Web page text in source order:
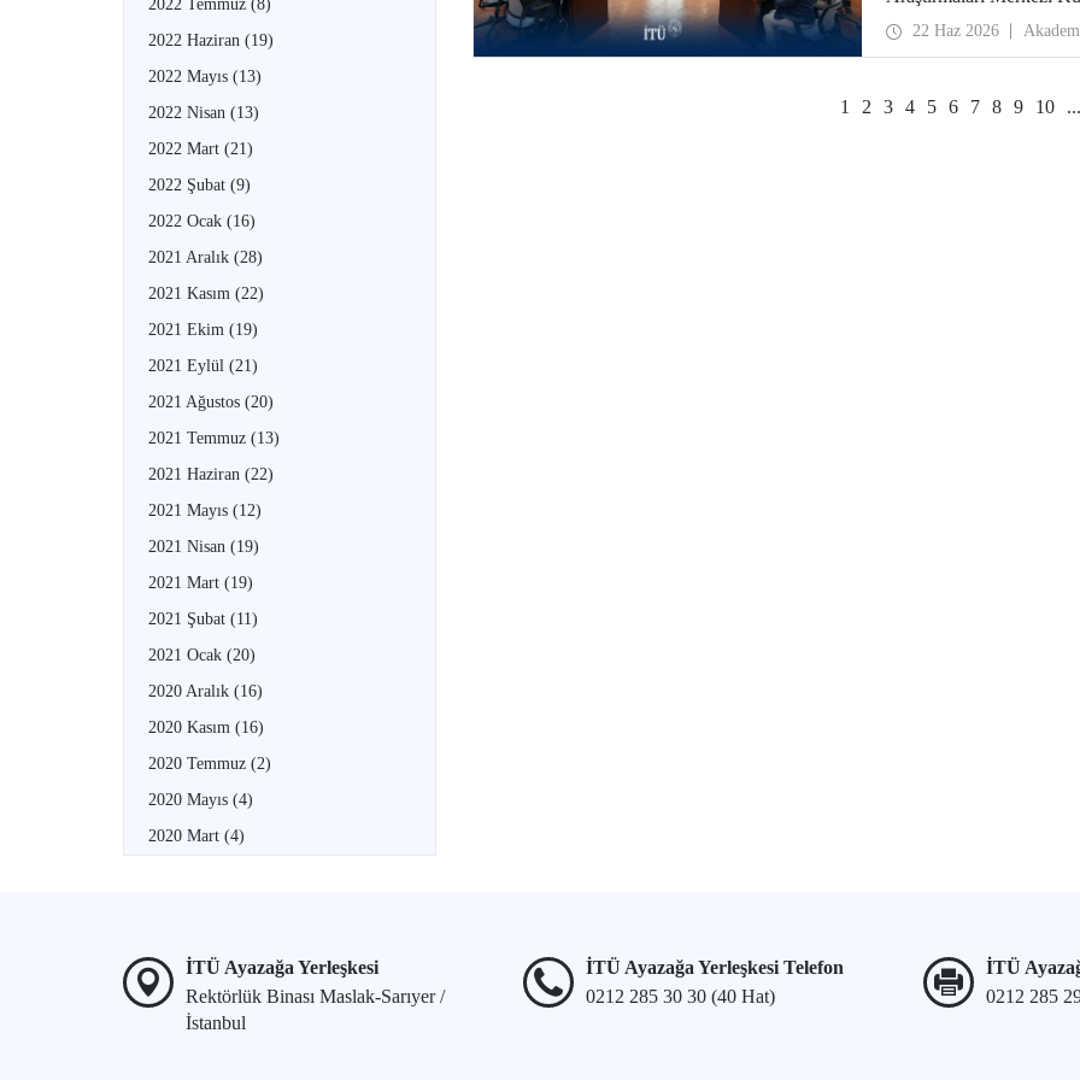
2022 Temmuz (8)
2022 Haziran (19)
2022 Mayıs (13)
2022 Nisan (13)
2022 Mart (21)
2022 Şubat (9)
2022 Ocak (16)
2021 Aralık (28)
2021 Kasım (22)
2021 Ekim (19)
2021 Eylül (21)
2021 Ağustos (20)
2021 Temmuz (13)
2021 Haziran (22)
2021 Mayıs (12)
2021 Nisan (19)
2021 Mart (19)
2021 Şubat (11)
2021 Ocak (20)
2020 Aralık (16)
2020 Kasım (16)
2020 Temmuz (2)
2020 Mayıs (4)
2020 Mart (4)
22 Haz 2026
1 2 3 4 5 6 7 8 9 10 ...
İTÜ Ayazağa Yerleşkesi
Rektörlük Binası Maslak-Sarıyer /
İstanbul
İTÜ Ayazağa Yerleşkesi Telefon
0212 285 30 30 (40 Hat)
İTÜ
0212 285